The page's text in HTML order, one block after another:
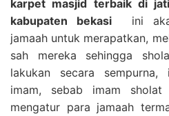
karpet masjid terbaik di
kabupaten bekasi ini
jamaah untuk merapatkan,
sah mereka sehingga
lakukan secara sempurna,
imam, sebab imam
mengatur para jamaah